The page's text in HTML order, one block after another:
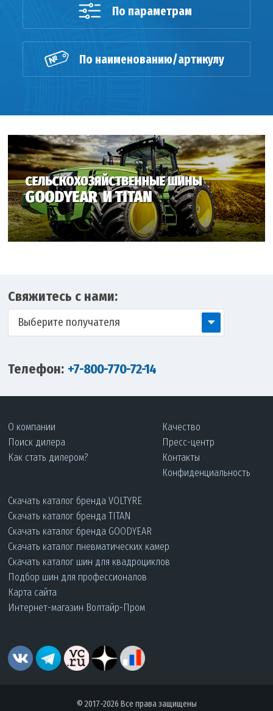
По параметрам
По наименованию/артикулу
Свяжитесь с нами:
Выберите получателя
Телефон: +7-800-770-72-14
О компании
Поиск дилера
Как стать дилером?
Качество
Пресс-центр
Контакты
Конфиденциальность
Скачать каталог бренда VOLTYRE
Скачать каталог бренда TITAN
Скачать каталог бренда GOODYEAR
Скачать каталог пневматических камер
Скачать каталог шин для квадроциклов
Подбор шин для профессионалов
Карта сайта
Интернет-магазин Волтайр-Пром
© 2017-2026 Все права защищены